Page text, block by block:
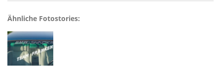
Ähnliche Fotostories: